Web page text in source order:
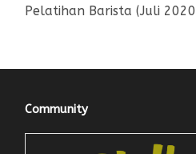
Pelatihan Barista (Juli
Community